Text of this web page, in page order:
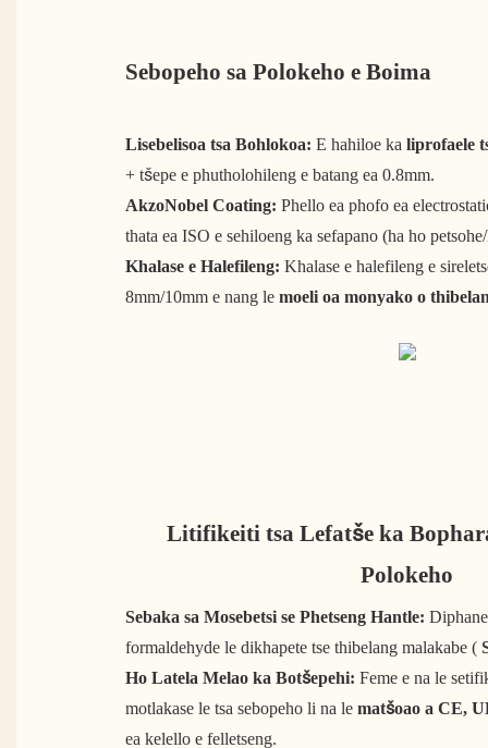
Sebopeho sa Polokeho e Boima
Lisebelisoa tsa Bohlokoa: E hahiloe kaliprofaele
+ tšepe e phutholohileng e batang ea 0.8mm.
AkzoNobel Coating: Phello ea phofo ea
thata ea ISO e sehiloeng ka sefapano (ha ho
Khalase e Halefileng: Khalase e halefileng e
8mm/10mm e nang lemoeli oa monyako o
Litifikeiti tsa Lefatše ka
Polokeho
Sebaka sa Mosebetsi se Phetseng Hantle:
formaldehyde le dikhapete tse thibelang malakabe (
Ho Latela Melao ka Botšepehi: Feme e na le
motlakase le tsa sebopeho li na lematšoao a CE,
ea kelello e felletseng.